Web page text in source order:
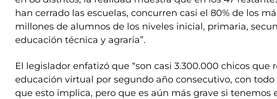
han cerrado las escuelas, concurren casi el 80% de los
millones de alumnos de los niveles inicial, primaria,
educación técnica y agraria”.
El legislador enfatizó que “son casi 3.300.000 chicos que
educación virtual por segundo año consecutivo, con
que esto implica, pero que es aún más grave si tenemos